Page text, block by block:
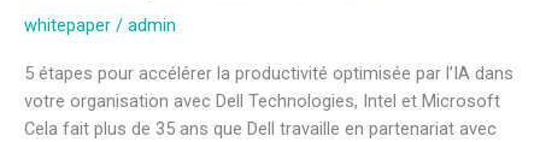
whitepaper / admin
5 étapes pour accélérer la productivité optimisée par l’IA dans
votre organisation avec Dell Technologies, Intel et Microsoft
Cela fait plus de 35 ans que Dell travaille en partenariat avec